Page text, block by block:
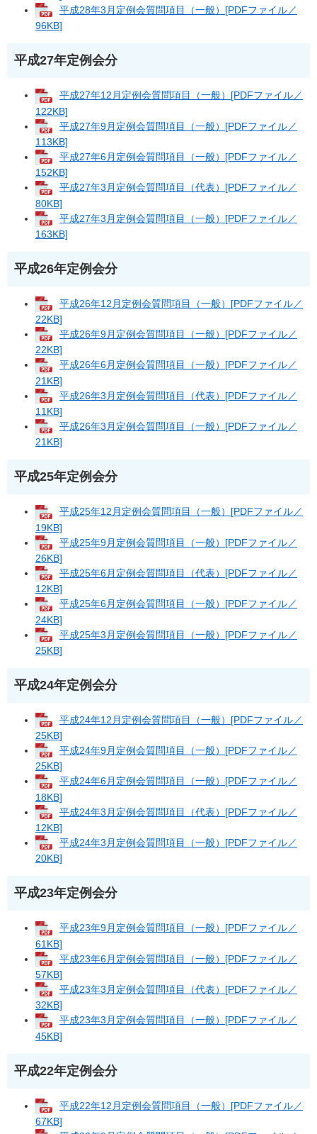
平成28年3月定例会質問項目（一般）[PDFファイル／
96KB]
平成27年定例会分
平成27年12月定例会質問項目（一般）[PDFファイル／
122KB]
平成27年9月定例会質問項目（一般）[PDFファイル／
113KB]
平成27年6月定例会質問項目（一般）[PDFファイル／
152KB]
平成27年3月定例会質問項目（代表）[PDFファイル／
80KB]
平成27年3月定例会質問項目（一般）[PDFファイル／
163KB]
平成26年定例会分
平成26年12月定例会質問項目（一般）[PDFファイル／
22KB]
平成26年9月定例会質問項目（一般）[PDFファイル／
22KB]
平成26年6月定例会質問項目（一般）[PDFファイル／
21KB]
平成26年3月定例会質問項目（代表）[PDFファイル／
11KB]
平成26年3月定例会質問項目（一般）[PDFファイル／
21KB]
平成25年定例会分
平成25年12月定例会質問項目（一般）[PDFファイル／
19KB]
平成25年9月定例会質問項目（一般）[PDFファイル／
26KB]
平成25年6月定例会質問項目（代表）[PDFファイル／
12KB]
平成25年6月定例会質問項目（一般）[PDFファイル／
24KB]
平成25年3月定例会質問項目（一般）[PDFファイル／
25KB]
平成24年定例会分
平成24年12月定例会質問項目（一般）[PDFファイル／
25KB]
平成24年9月定例会質問項目（一般）[PDFファイル／
25KB]
平成24年6月定例会質問項目（一般）[PDFファイル／
18KB]
平成24年3月定例会質問項目（代表）[PDFファイル／
12KB]
平成24年3月定例会質問項目（一般）[PDFファイル／
20KB]
平成23年定例会分
平成23年9月定例会質問項目（一般）[PDFファイル／
61KB]
平成23年6月定例会質問項目（一般）[PDFファイル／
57KB]
平成23年3月定例会質問項目（代表）[PDFファイル／
32KB]
平成23年3月定例会質問項目（一般）[PDFファイル／
45KB]
平成22年定例会分
平成22年12月定例会質問項目（一般）[PDFファイル／
67KB]